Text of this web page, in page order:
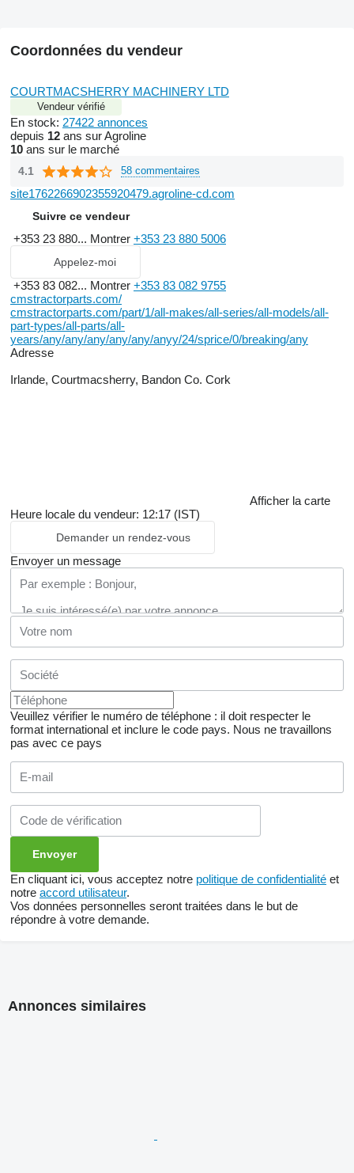
Coordonnées du vendeur
COURTMACSHERRY MACHINERY LTD
Vendeur vérifié
En stock: 27422 annonces
depuis 12 ans sur Agroline
10 ans sur le marché
4.1 58 commentaires
site1762266902355920479.agroline-cd.com
Suivre ce vendeur
+353 23 880... Montrer +353 23 880 5006
Appelez-moi
+353 83 082... Montrer +353 83 082 9755
cmstractorparts.com/
cmstractorparts.com/part/1/all-makes/all-series/all-models/all-
part-types/all-parts/all-
years/any/any/any/any/any/anyy/24/sprice/0/breaking/any
Adresse
Irlande, Courtmacsherry, Bandon Co. Cork
Afficher la carte
Heure locale du vendeur: 12:17 (IST)
Demander un rendez-vous
Envoyer un message
Veuillez vérifier le numéro de téléphone : il doit respecter le
format international et inclure le code pays. Nous ne travaillons
pas avec ce pays
En cliquant ici, vous acceptez notre politique de confidentialité et
notre accord utilisateur.
Vos données personnelles seront traitées dans le but de
répondre à votre demande.
Annonces similaires